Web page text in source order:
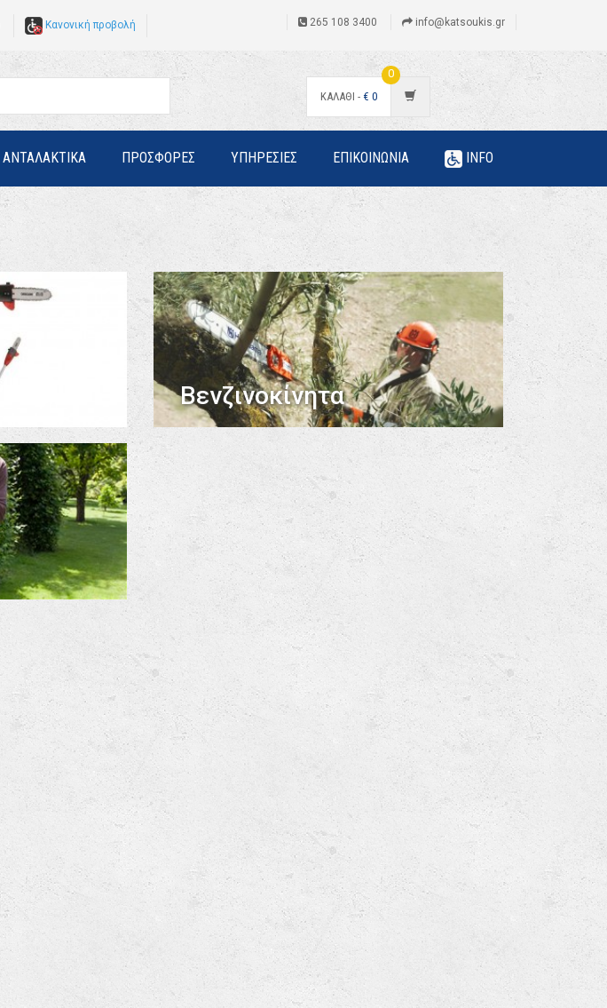
Κανονική προβολή 265 108 3400 info@katsoukis.gr
ΚΑΛΑΘΙ - € 0
0
ΑΝΤΑΛΑΚΤΙΚΑ ΠΡΟΣΦΟΡΕΣ ΥΠΗΡΕΣΙΕΣ ΕΠΙΚΟΙΝΩΝΙΑ INFO
Βενζινοκίνητα